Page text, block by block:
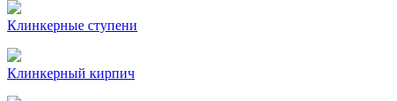
Клинкерные ступени
Клинкерный кирпич